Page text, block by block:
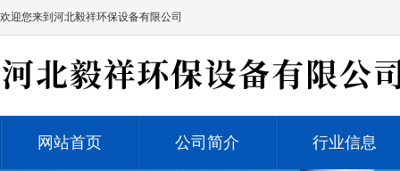
欢迎您来到河北毅祥环保设备有限公司
网站首页 公司简介 行业信息